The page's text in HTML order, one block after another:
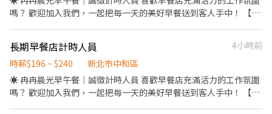
嗎？ 歡迎加入我們，一起把每一天的美好早餐送到客人手中！ 【工
協助 【我們希望你】 ✔ 有責任感、做事細心 ✔ 動作俐落，願意學
習 ✔ 具服務熱忱，能與夥伴互相合作 ✔ 無經驗可，我們會完整培
訓！ 如果你想找一份工作氣氛融洽、夥伴好相處的兼職，歡迎加入
冉冉晨光早午餐，期待與你一起迎接每天的晨光！
長期早餐店計時人員
4小時前
時薪$196 ~ $240
新北市中和區
☀️ 冉冉晨光早午餐｜誠徵計時人員 喜歡早餐店充滿活力的工作氛圍
嗎？ 歡迎加入我們，一起把每一天的美好早餐送到客人手中！ 【工